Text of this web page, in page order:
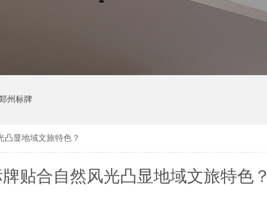
州标牌
凸显地域文旅特色？
贴合自然风光凸显地域文旅特色？